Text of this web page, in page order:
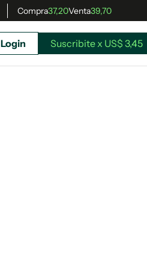
Compra37,20Venta39,70
Login Suscribite x US$ 3,45